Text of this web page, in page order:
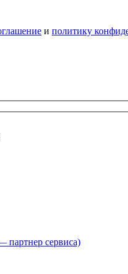
и политику
сервиса)